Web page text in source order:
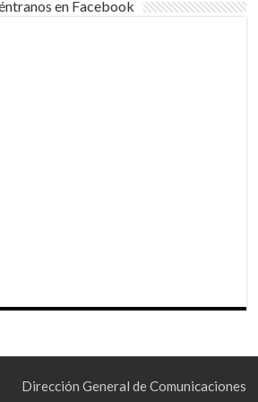
en Facebook
Dirección General de Comunicaciones